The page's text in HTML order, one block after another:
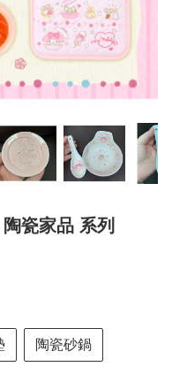
瓷家品 系列
陶瓷砂鍋